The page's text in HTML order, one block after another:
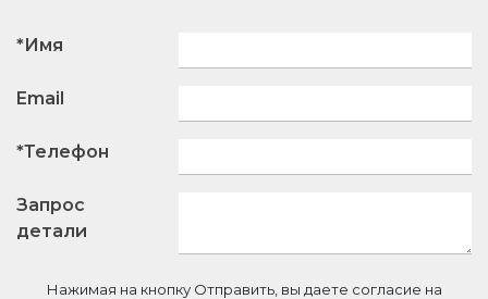
*Имя
Email
*Телефон
Запрос
детали
Нажимая на кнопку Отправить, вы даете согласие на